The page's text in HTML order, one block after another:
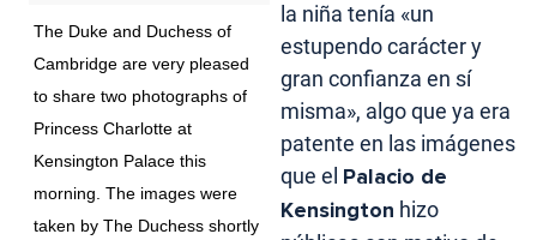
The Duke and Duchess of
Cambridge are very pleased
to share two photographs of
Princess Charlotte at
Kensington Palace this
morning. The images were
taken by The Duchess shortly
la niña tenía «un
estupendo carácter y
gran confianza en sí
misma», algo que ya era
patente en las imágenes
que el Palacio de
Kensington hizo